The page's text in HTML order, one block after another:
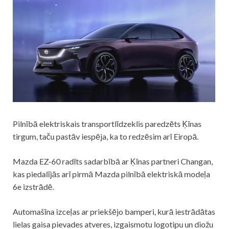
Pilnībā elektriskais transportlīdzeklis paredzēts Ķīnas
tirgum, taču pastāv iespēja, ka to redzēsim arī Eiropā.
Mazda EZ-60 radīts sadarbībā ar Ķīnas partneri Changan,
kas piedalījās arī pirmā Mazda pilnībā elektriskā modeļa
6e izstrādē.
Automašīna izceļas ar priekšējo bamperi, kurā iestrādātas
lielas gaisa pievades atveres, izgaismotu logotipu un diožu